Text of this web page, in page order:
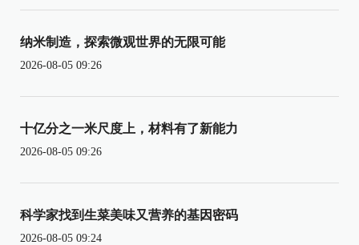
纳米制造，探索微观世界的无限可能
2026-08-05 09:26
十亿分之一米尺度上，材料有了新能力
2026-08-05 09:26
科学家找到生菜美味又营养的基因密码
2026-08-05 09:24